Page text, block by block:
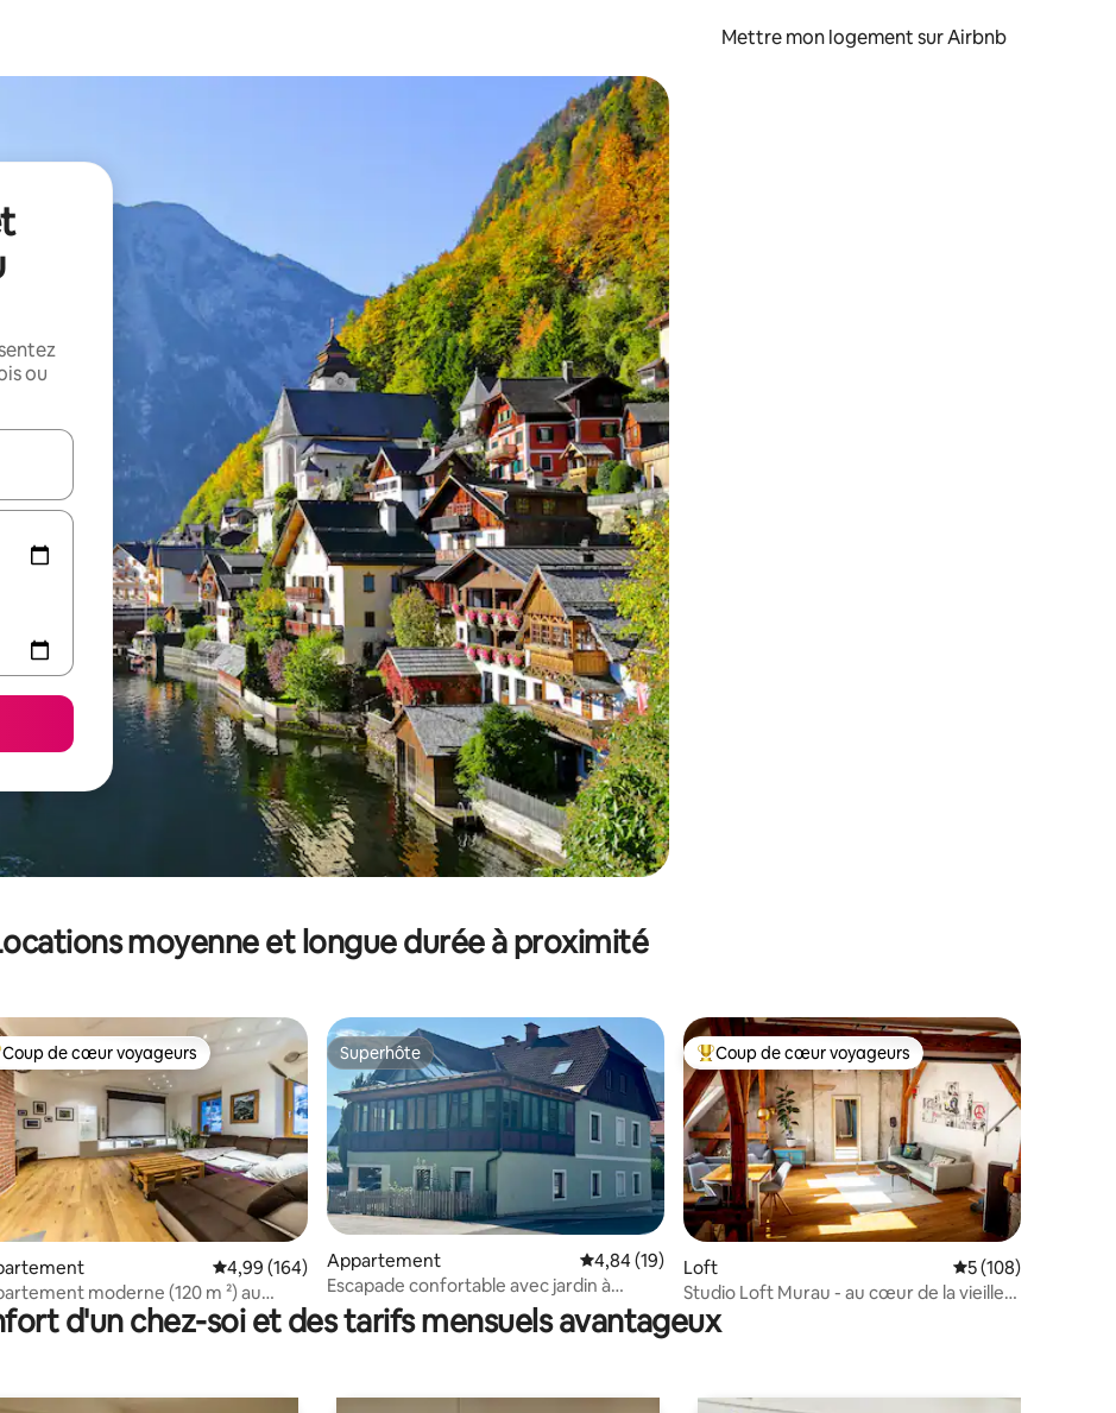
Mettre mon logement sur Airbnb
ou
vers le haut et vers le bas pour les parcourir ou en appuyant et en faisant glisser.
moyenne et longue durée à proximité
sur la base de 123 commentaires : 4,98 sur 5
de cœur voyageurs les plus appréciés
Coup de cœur voyageurs
Évaluation moyenne sur la base de 164 commentaires : 4,99 sur 5
4,99 (164)
moderne (120 m ²) au
de 3 domaines skiables.
Superhôte
Superhôte
Appartement Évaluation moyenne sur la base de 19 commentaires : 4,84 sur 5
4,84 (19)
Escapade confortable avec jardin à
Murau
Coups de cœur voyageurs les plus appréciés
Coup de cœur voyageurs
Loft Évaluation
5 (108)
Studio Loft Murau - au cœur de la vieille
ville
d'un chez-soi et des tarifs mensuels avantageux